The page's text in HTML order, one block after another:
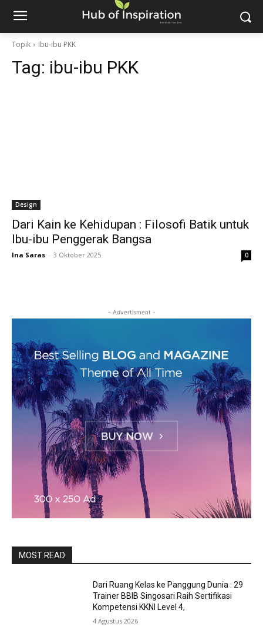
Topik Ibu-ibu PKK
Tag: ibu-ibu PKK
Design
Dari Kain ke Kehidupan : Filosofi Batik untuk
Ibu-ibu Penggerak Bangsa
Ina Saras - 3 Oktober 2025 0
- Advertisment -
MOST READ
Dari Ruang Kelas ke Panggung Dunia : 29
Trainer BBIB Singosari Raih Sertifikasi
Kompetensi KKNI Level 4,
4 Agustus 2026